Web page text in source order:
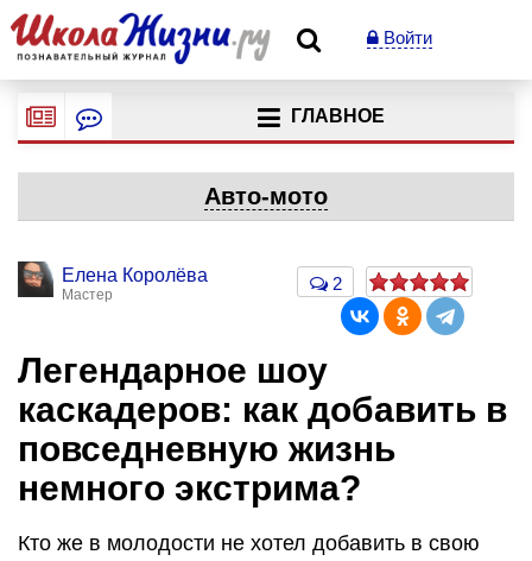
Войти
ГЛАВНОЕ
Авто-мото
Елена Королёва
Мастер
2
Легендарное шоу
каскадеров: как добавить в
повседневную жизнь
немного экстрима?
Кто же в молодости не хотел добавить в свою